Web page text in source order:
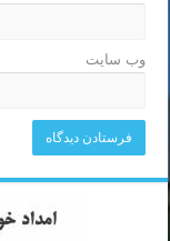
وب‌ سایت